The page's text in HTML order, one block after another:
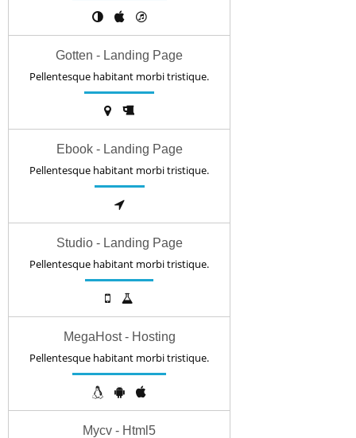
Gotten - Landing Page
Pellentesque habitant morbi tristique.
Ebook - Landing Page
Pellentesque habitant morbi tristique.
Studio - Landing Page
Pellentesque habitant morbi tristique.
MegaHost - Hosting
Pellentesque habitant morbi tristique.
Mycv - Html5